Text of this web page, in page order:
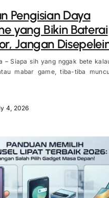
Pengisian Daya
yang Bikin Baterai
Jangan
– Siapa sih yang nggak bete
mabar game, tiba-tiba
4, 2026